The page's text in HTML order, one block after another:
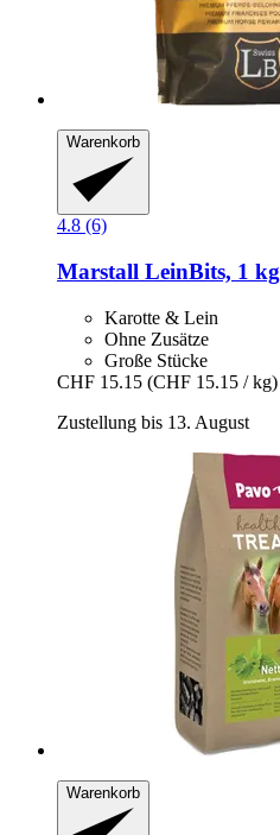
Warenkorb
4.8 (6)
Marstall LeinBits, 1 kg
Karotte & Lein
Ohne Zusätze
Große Stücke
CHF 15.15 (CHF 15.15 / kg)
Zustellung bis 13. August
Warenkorb